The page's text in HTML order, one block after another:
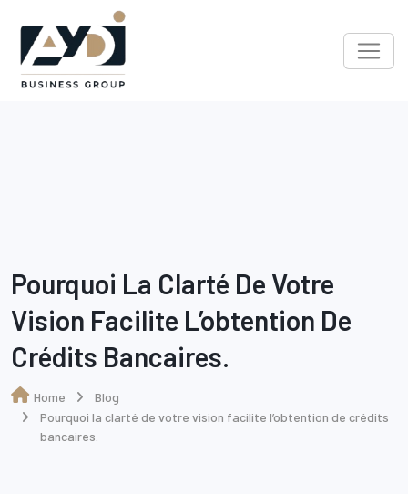
content
Pourquoi La Clarté De Votre
Vision Facilite L’obtention De
Crédits Bancaires.
Home
Blog
Pourquoi la clarté de votre vision facilite l’obtention de crédits
bancaires.